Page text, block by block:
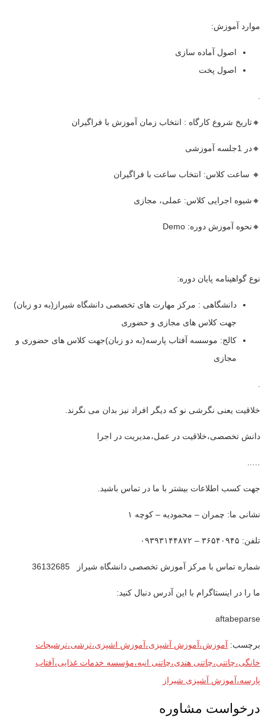
موارد آموزش:
اصول آماده سازی
اصول پخت
.
🔸تاریخ شروع کارگاه : انتخاب زمان آموزش با فراگیران
🔸در 1جلسه آموزشی
🔸 ساعت کلاس: انتخاب ساعت با فراگیران
🔸شیوه اجرایی کلاس: عملی، مجازی
🔸نحوه آموزش دوره: Demo
نوع گواهینامه پایان دوره:
دانشگاهی : مرکز مهارت های تخصصی دانشگاه شیراز(به دو زبان)
جهت کلاس های مجازی و حضوری
کالج: موسسه آفتاب پارسه(به دو زبان)جهت کلاس های حضوری و
مجازی
.
خلاقیت یعنی نگرشی نو که دیگر افراد نیز بدان می نگرند.
دانش تخصصی،خلاقیت در عمل،مدیریت در اجرا
…..
جهت کسب اطلاعات بیشتر با ما در تماس باشید.
نشانی ما: چمران – محمودیه – کوچه ۱
تلفن: ۳۶۵۴۰۹۴۵ – ۰۹۳۹۳۱۴۴۸۷۲
شماره تماس با مرکز آموزش تخصصی دانشگاه شیراز 36132685
ما را در اینستاگرام با این آدرس دنبال کنید:
aftabeparse
برچسب: آموزش،آموزش آشپزی،آموزش اشپزی،ترشی،ترشیجات
خانگی،چاتنی،چاتنی هندی،چاتنی انبه،مؤسسه خدمات غذایی،آفتاب
پارسه،آموزش آشپزی شیراز
درخواست مشاوره